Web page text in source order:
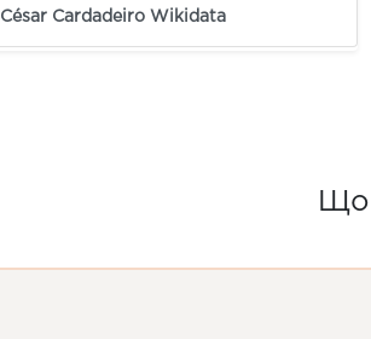
César Cardadeiro Wikidata
Що